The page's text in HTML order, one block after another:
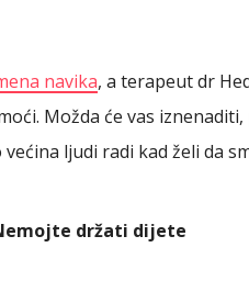
navika, a terapeut dr
Možda će vas
ljudi radi kad želi da
držati dijete